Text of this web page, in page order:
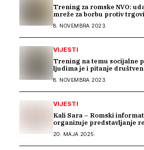
Trening za romske NVO:
mreže za borbu protiv
8. NOVEMBRA 2023.
VIJESTI
Trening na temu socijalne
ljudima je i pitanje
8. NOVEMBRA 2023.
VIJESTI
Kali Sara – Romski
organizuje predstavljanje
OF ROMA IN THE WESTERN
20. MAJA 2025.